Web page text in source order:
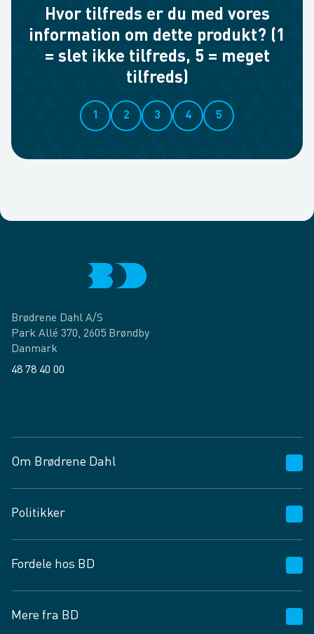
Hvor tilfreds er du med vores
information om dette produkt? (1
= slet ikke tilfreds, 5 = meget
tilfreds)
1 2 3 4 5
Brødrene Dahl A/S
Park Allé 370, 2605 Brøndby
Danmark
48 78 40 00
Om Brødrene Dahl
Vagttelefon 30 10 89 89
Spørgsmål og svar
Job og karriere
Fødevarekontrolrapport
Politikker
Privatlivspolitik
Cookies
Vilkår og betingelser
Fordele hos BD
BD app
Mere fra BD